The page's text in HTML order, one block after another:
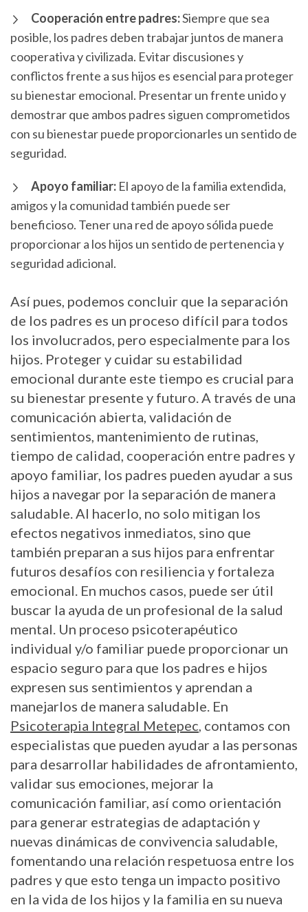
Cooperación entre padres:Siempre que sea
posible, los padres deben trabajar juntos de manera
cooperativa y civilizada. Evitar discusiones y
conflictos frente a sus hijos es esencial para proteger
su bienestar emocional. Presentar un frente unido y
demostrar que ambos padres siguen comprometidos
con su bienestar puede proporcionarles un sentido de
seguridad.
Apoyo familiar: El apoyo de la familia extendida,
amigos y la comunidad también puede ser
beneficioso. Tener una red de apoyo sólida puede
proporcionar a los hijos un sentido de pertenencia y
seguridad adicional.
Así pues, podemos concluir que la separación
de los padres es un proceso difícil para todos
los involucrados, pero especialmente para los
hijos. Proteger y cuidar su estabilidad
emocional durante este tiempo es crucial para
su bienestar presente y futuro. A través de una
comunicación abierta, validación de
sentimientos, mantenimiento de rutinas,
tiempo de calidad, cooperación entre padres y
apoyo familiar, los padres pueden ayudar a sus
hijos a navegar por la separación de manera
saludable. Al hacerlo, no solo mitigan los
efectos negativos inmediatos, sino que
también preparan a sus hijos para enfrentar
futuros desafíos con resiliencia y fortaleza
emocional. En muchos casos, puede ser útil
buscar la ayuda de un profesional de la salud
mental. Un proceso psicoterapéutico
individual y/o familiar puede proporcionar un
espacio seguro para que los padres e hijos
expresen sus sentimientos y aprendan a
manejarlos de manera saludable. En
Psicoterapia Integral Metepec, contamos con
especialistas que pueden ayudar a las personas
para desarrollar habilidades de afrontamiento,
validar sus emociones, mejorar la
comunicación familiar, así como orientación
para generar estrategias de adaptación y
nuevas dinámicas de convivencia saludable,
fomentando una relación respetuosa entre los
padres y que esto tenga un impacto positivo
en la vida de los hijos y la familia en su nueva